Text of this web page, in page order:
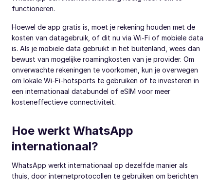
functioneren.
Hoewel de app gratis is, moet je rekening houden met de
kosten van datagebruik, of dit nu via Wi-Fi of mobiele data
is. Als je mobiele data gebruikt in het buitenland, wees dan
bewust van mogelijke roamingkosten van je provider. Om
onverwachte rekeningen te voorkomen, kun je overwegen
om lokale Wi-Fi-hotsports te gebruiken of te investeren in
een internationaal databundel of eSIM voor meer
kosteneffectieve connectiviteit.
Hoe werkt WhatsApp
internationaal?
WhatsApp werkt internationaal op dezelfde manier als
thuis, door internetprotocollen te gebruiken om berichten